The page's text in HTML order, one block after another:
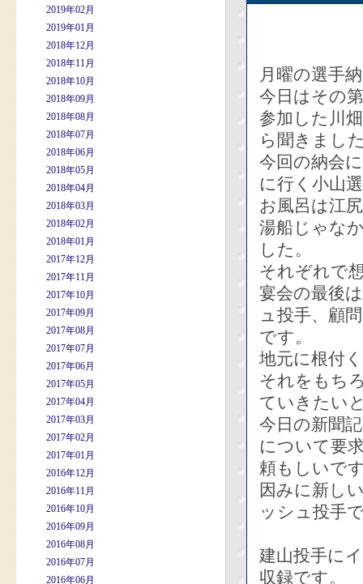
2019年02月
2019年01月
2018年12月
2018年11月
2018年10月
2018年09月
2018年08月
2018年07月
2018年06月
2018年05月
2018年04月
2018年03月
2018年02月
2018年01月
2017年12月
2017年11月
2017年10月
2017年09月
2017年08月
2017年07月
2017年06月
2017年05月
2017年04月
2017年03月
2017年02月
2017年01月
2016年12月
2016年11月
2016年10月
2016年09月
2016年08月
2016年07月
2016年06月
月曜の選手
今日はその
参加した川
ら聞きまし
今回の納会
に行く小山
お風呂は江
湯船じゃな
した。
それぞれで
宴会の最後
ュ投手、顧
です。
地元に根付
それをもち
ていきたい
今日の新聞
について要
頼もしいで
因みに新し
ッシュ投手
建山投手に
収録です。